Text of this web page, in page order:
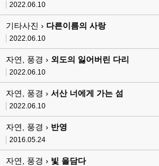
2022.06.10
기타사진 › 다른이름의 사랑
2022.06.10
자연, 풍경 › 외도의 잃어버린 다리
2022.06.10
자연, 풍경 › 서산 너에게 가는 섬
2022.06.10
자연, 풍경 › 반영
2016.05.24
자연, 풍경 › 빛 을담다